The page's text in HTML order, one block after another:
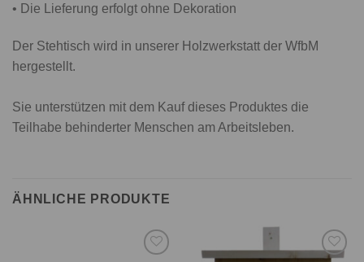
• Die Lieferung erfolgt ohne Dekoration
Der Stehtisch wird in unserer Holzwerkstatt der WfbM
hergestellt.
Sie unterstützen mit dem Kauf dieses Produktes die
Teilhabe behinderter Menschen am Arbeitsleben.
ÄHNLICHE PRODUKTE